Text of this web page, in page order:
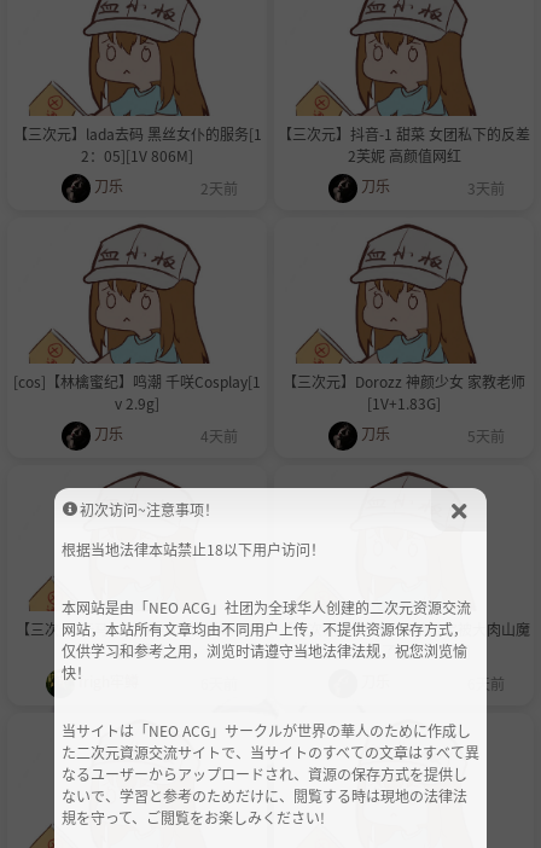
【三次元】lada去码 黑丝女仆的服务[1
2：05][1V 806M]
刀乐
2天前
【三次元】抖音-1 甜菜 女团私下的反差
2芙妮 高颜值网红
刀乐
3天前
[cos]【林檎蜜纪】鸣潮 千咲Cosplay[1
v 2.9g]
刀乐
4天前
【三次元】Dorozz 神颜少女 家教老师
[1V+1.83G]
刀乐
5天前
【三次元/无马】DASD-204 集体绑架 -
雨宫琴音
frigh牢鳟
【三次元】xiaoke 银狼宝宝被大肉山魔
王欺负了 [1v+459M]
6天前
初次访问~注意事项！
根据当地法律本站禁止18以下用户访问！
本网站是由「NEO ACG」社团为全球华人创建的二次元资源交流
网站，本站所有文章均由不同用户上传，不提供资源保存方式，
仅供学习和参考之用，浏览时请遵守当地法律法规，祝您浏览愉
快！
当サイトは「NEO ACG」サークルが世界の華人のために作成し
た二次元資源交流サイトで、当サイトのすべての文章はすべて異
なるユーザーからアップロードされ、資源の保存方式を提供し
ないで、学習と参考のためだけに、閲覧する時は現地の法律法
規を守って、ご閲覧をお楽しみください!